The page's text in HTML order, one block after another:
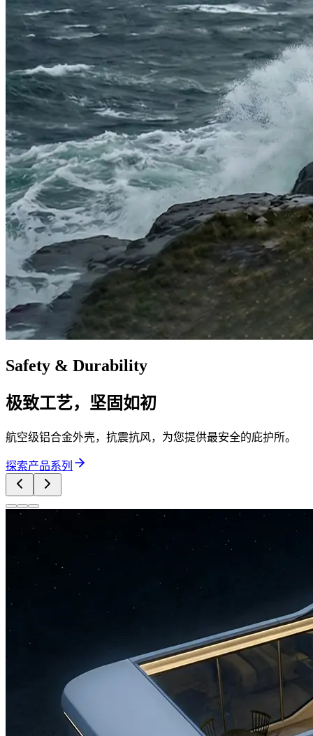
Safety & Durability
极致工艺，坚固如初
航空级铝合金外壳，抗震抗风，为您提供最安全的庇护所。
探索产品系列